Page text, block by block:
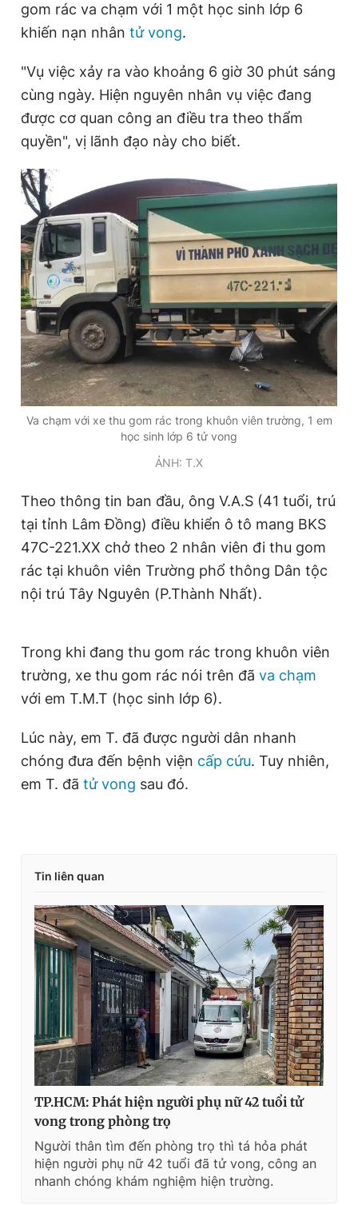
Tiện ích Bạn cần biết
Thông tin tòa soạn Liên hệ quảng cáo
Đọc Thanh Niên trên điện thoại
Theo dõi báo trên
Hotline
0906 645 777
Liên hệ quảng cáo
0908 780 404
Đặt báo Quảng cáo RSS Tòa soạn Chính sách bảo
Tổng biên tập: Nguyễn Ngọc Toàn
Phó tổng biên tập thường trực: Hải Thành
Phó tổng biên tập: Trần Việt Hưng
Giấy phép xuất bản số 110/GP - BTTTT cấp ngày 24.3.2020
© 2003-2026 Bản quyền thuộc về Báo Thanh Niên. Cấm sao
chép dưới mọi hình thức nếu không có sự chấp thuận bằng văn
bản. Phát triển bởi ePi Technologies, JSC.
gom rác va chạm với 1 một học sinh lớp 6
khiến nạn nhân tử vong.
"Vụ việc xảy ra vào khoảng 6 giờ 30 phút sáng
cùng ngày. Hiện nguyên nhân vụ việc đang
được cơ quan công an điều tra theo thẩm
quyền", vị lãnh đạo này cho biết.
Va chạm với xe thu gom rác trong khuôn viên trường, 1 em
học sinh lớp 6 tử vong
ẢNH: T.X
Theo thông tin ban đầu, ông V.A.S (41 tuổi, trú
tại tỉnh Lâm Đồng) điều khiển ô tô mang BKS
47C-221.XX chở theo 2 nhân viên đi thu gom
rác tại khuôn viên Trường phổ thông Dân tộc
nội trú Tây Nguyên (P.Thành Nhất).
Trong khi đang thu gom rác trong khuôn viên
trường, xe thu gom rác nói trên đã va chạm
với em T.M.T (học sinh lớp 6).
Lúc này, em T. đã được người dân nhanh
chóng đưa đến bệnh viện cấp cứu. Tuy nhiên,
em T. đã tử vong sau đó.
Tin liên quan
TP.HCM: Phát hiện người phụ nữ 42 tuổi tử
vong trong phòng trọ
Người thân tìm đến phòng trọ thì tá hỏa phát
hiện người phụ nữ 42 tuổi đã tử vong, công an
nhanh chóng khám nghiệm hiện trường.